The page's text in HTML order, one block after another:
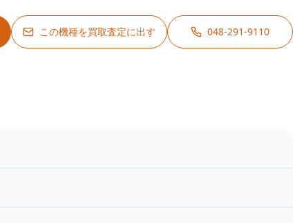
この機種を買取査定に出す 048-291-9110